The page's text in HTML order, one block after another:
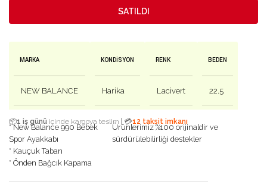
SATILDI
MARKA
NEW BALANCE
KONDISYON
Harika
RENK
Lacivert
BEDEN
22.5
📦1 iş günü içinde kargoya teslim 💳12 taksit imkanı
* New Balance 990 Bebek
Spor Ayakkabı
* Kauçuk Taban
* Önden Bağcık Kapama
Ürünlerimiz %100 orijinaldir ve
sürdürülebilirliği destekler